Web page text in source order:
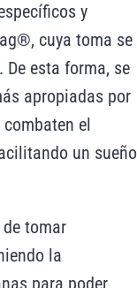
y
cuya toma se
esta forma, se
apropiadas por
el
un sueño
tomar
la
para poder